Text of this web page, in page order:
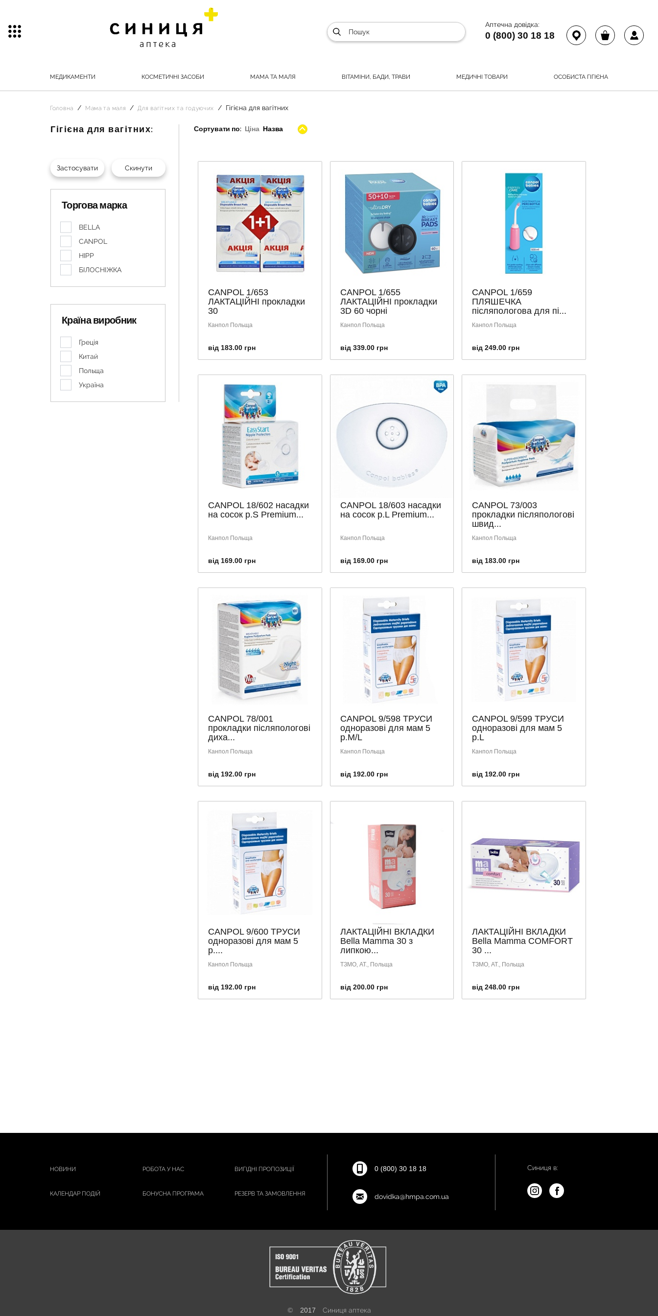
Аптечна довідка:
0 (800) 30 18 18
МЕДИКАМЕНТИ КОСМЕТИЧНІ ЗАСОБИ МАМА ТА МАЛЯ ВІТАМІНИ, БАДИ, ТРАВИ МЕДИЧНІ ТОВАРИ ОСОБИСТА ГІГІЄНА
Головна Мама та маля Для вагітних та годуючих Гігієна для вагітних
Гігієна для вагітних:
Торгова марка
BELLA
CANPOL
HIPP
БІЛОСНІЖКА
Країна виробник
Греція
Китай
Польща
Україна
Сортувати по: Ціна Назва
CANPOL 1/653
ЛАКТАЦІЙНІ прокладки
30
Канпол Польща
від 183.00 грн
CANPOL 1/655
ЛАКТАЦІЙНІ прокладки
3D 60 чорні
Канпол Польща
від 339.00 грн
CANPOL 1/659
ПЛЯШЕЧКА
післяпологова для пі...
Канпол Польща
від 249.00 грн
CANPOL 18/602 насадки
на сосок р.S Premium...
Канпол Польща
від 169.00 грн
CANPOL 18/603 насадки
на сосок р.L Premium...
Канпол Польща
від 169.00 грн
CANPOL 73/003
прокладки післяпологові
швид...
Канпол Польща
від 183.00 грн
CANPOL 78/001
прокладки післяпологові
диха...
Канпол Польща
від 192.00 грн
CANPOL 9/598 ТРУСИ
одноразові для мам 5
р.M/L
Канпол Польща
від 192.00 грн
CANPOL 9/599 ТРУСИ
одноразові для мам 5
р.L
Канпол Польща
від 192.00 грн
CANPOL 9/600 ТРУСИ
одноразові для мам 5
р....
Канпол Польща
від 192.00 грн
ЛАКТАЦІЙНІ ВКЛАДКИ
Bella Mamma 30 з
липкою...
ТЗМО, АТ., Польща
від 200.00 грн
ЛАКТАЦІЙНІ ВКЛАДКИ
Bella Mamma СОMFORT
30 ...
ТЗМО, АТ., Польща
від 248.00 грн
НОВИНИ РОБОТА У НАС ВИГІДНІ ПРОПОЗИЦІЇ
КАЛЕНДАР ПОДІЙ БОНУСНА ПРОГРАМА РЕЗЕРВ ТА ЗАМОВЛЕННЯ
0 (800) 30 18 18
dovidka@hmpa.com.ua
Синиця в:
© 2017 Синиця аптека